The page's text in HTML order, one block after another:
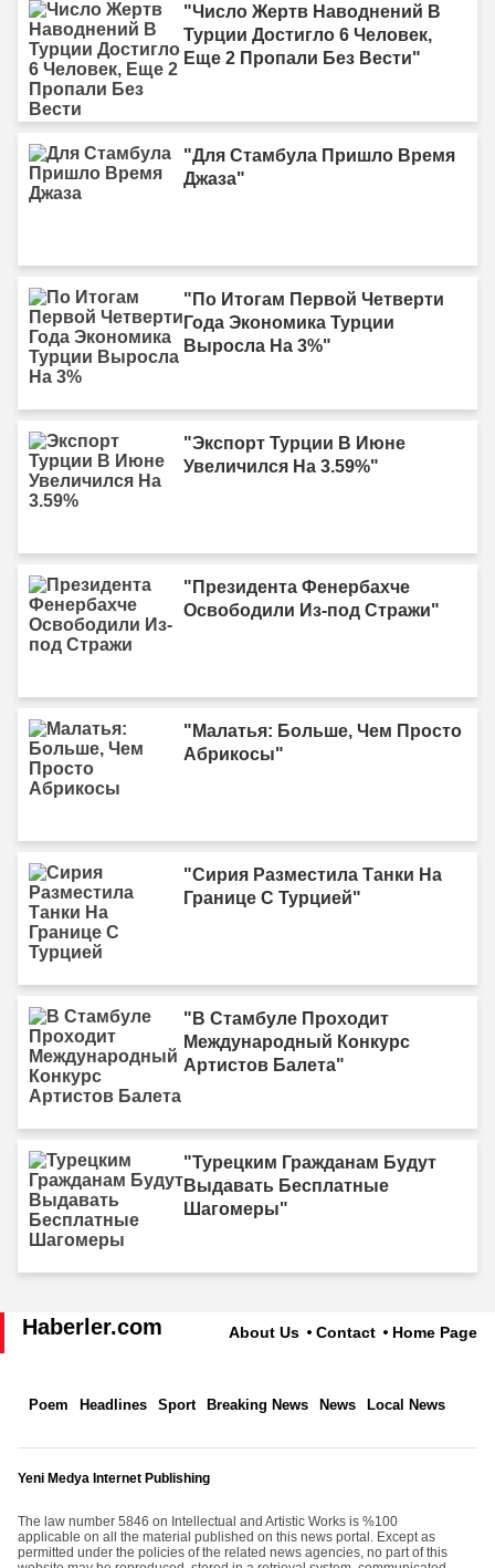
"Число Жертв Наводнений В
Турции Достигло 6 Человек,
Еще 2 Пропали Без Вести"
"Для Стамбула Пришло Время
Джаза"
"По Итогам Первой Четверти
Года Экономика Турции
Выросла На 3%"
"Экспорт Турции В Июне
Увеличился На 3.59%"
"Президента Фенербахче
Освободили Из-под Стражи"
"Малатья: Больше, Чем Просто
Абрикосы"
"Сирия Разместила Танки На
Границе С Турцией"
"В Стамбуле Проходит
Международный Конкурс
Артистов Балета"
"Турецким Гражданам Будут
Выдавать Бесплатные
Шагомеры"
Haberler.com About Us Contact Home Page
Poem Headlines Sport Breaking News News Local News
Yeni Medya Internet Publishing
The law number 5846 on Intellectual and Artistic Works is %100
applicable on all the material published on this news portal. Except as
permitted under the policies of the related news agencies, no part of this